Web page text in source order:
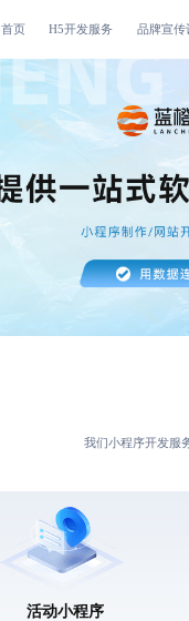
首页 H5开发服务 品牌宣传
我们小程序开发服
活动小程序